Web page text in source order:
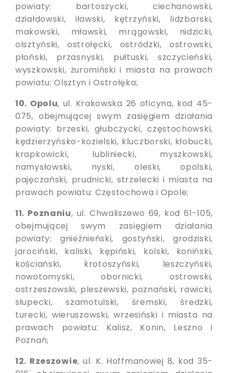
powiaty: bartoszycki, ciechanowski,
działdowski, iławski, kętrzyński, lidzbarski,
makowski, mławski, mrągowski, nidzicki,
olsztyński, ostrołęcki, ostródzki, ostrowski,
płoński, przasnyski, pułtuski, szczycieński,
wyszkowski, żuromiński i miasta na prawach
powiatu: Olsztyn i Ostrołęka;
10. Opolu, ul. Krakowska 26 oficyna, kod 45-
075, obejmującej swym zasięgiem działania
powiaty: brzeski, głubczycki, częstochowski,
kędzierzyńsko-kozielski, kluczborski, kłobucki,
krapkowicki, lubliniecki, myszkowski,
namysłowski, nyski, oleski, opolski,
pajęczański, prudnicki, strzelecki i miasta na
prawach powiatu: Częstochowa i Opole;
11. Poznaniu, ul. Chwaliszewo 69, kod 61-105,
obejmującej swym zasięgiem działania
powiaty: gnieźnieński, gostyński, grodziski,
jarociński, kaliski, kępiński, kolski, koniński,
kościański, krotoszyński, leszczyński,
nowotomyski, obornicki, ostrowski,
ostrzeszowski, pleszewski, poznański, rawicki,
słupecki, szamotulski, śremski, średzki,
turecki, wieruszowski, wrzesiński i miasta na
prawach powiatu: Kalisz, Konin, Leszno i
Poznań;
12. Rzeszowie, ul. K. Hoffmanowej 8, kod 35-